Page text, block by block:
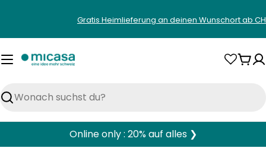
springen
Gratis Heimlieferung an deinen Wunschort ab
Suchen
Online only : 20% auf alles ❯